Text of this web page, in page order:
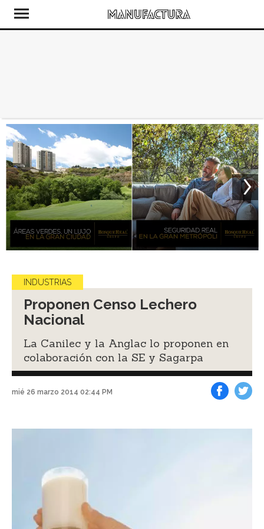
INDUSTRIAS
Proponen Censo Lechero
Nacional
La Canilec y la Anglac lo proponen en
colaboración con la SE y Sagarpa
mié 26 marzo 2014 02:44 PM